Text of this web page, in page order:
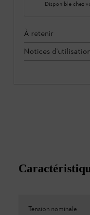
Disponible chez
À retenir
Notices d'utilisation
Tension nominale